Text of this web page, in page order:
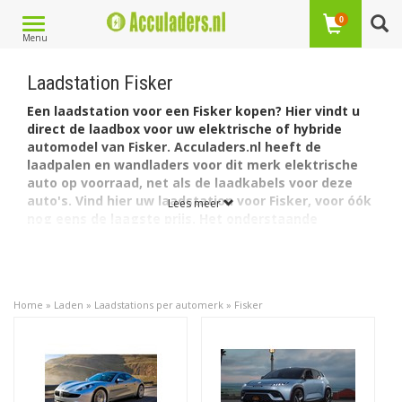
Toggle
navigation
Menu
0
Laadstation Fisker
Een laadstation voor een Fisker kopen? Hier vindt u
direct de laadbox voor uw elektrische of hybride
automodel van Fisker. Acculaders.nl heeft de
laadpalen en wandladers voor dit merk elektrische
auto op voorraad, net als de laadkabels voor deze
auto's. Vind hier uw laadstation voor Fisker, voor óók
laadstations. Zo heeft Fisker één plug-in hybride auto: de
Karma. Fisker heeft ook een volledig elektrische auto: de
DeFisker Karma
heeft een accu met een capaciteit
van 20 kWh. De lader in de auto laadt via 1 fase met
maximaal 16A.
Lees meer
Home » Laden » Laadstations per automerk » Fisker